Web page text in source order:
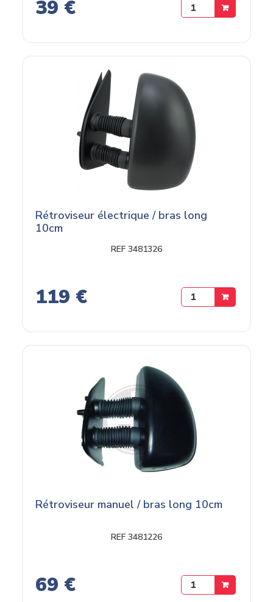
39 €
Rétroviseur électrique / bras long
10cm
REF 3481326
119 €
Rétroviseur manuel / bras long 10cm
REF 3481226
69 €